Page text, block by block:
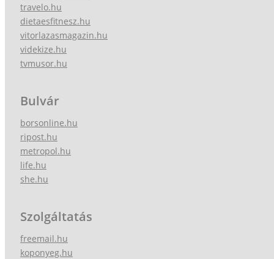
travelo.hu
dietaesfitnesz.hu
vitorlazasmagazin.hu
videkize.hu
tvmusor.hu
Bulvár
borsonline.hu
ripost.hu
metropol.hu
life.hu
she.hu
Szolgáltatás
freemail.hu
koponyeg.hu